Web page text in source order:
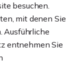
besuchen.
mit denen Sie
Ausführliche
entnehmen Sie